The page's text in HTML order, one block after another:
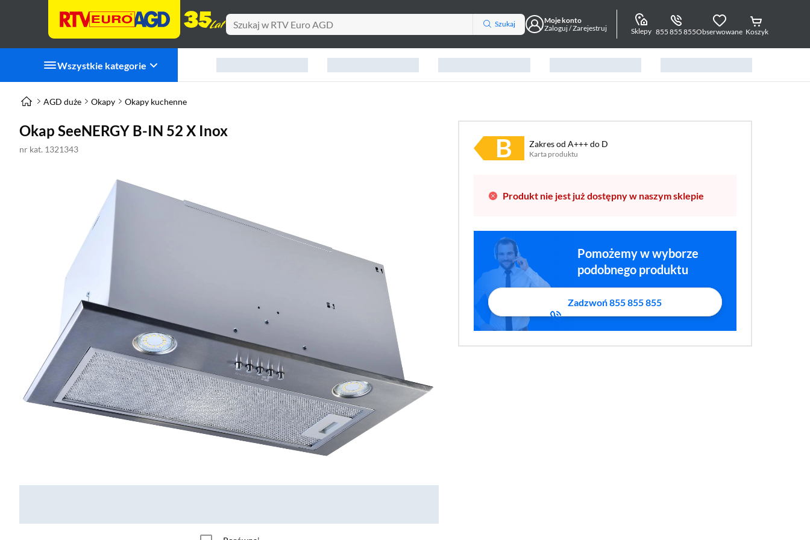
Szukaj
Moje konto
Zaloguj / Zarejestruj
Sklepy 855 855 855Obserwowane Koszyk
Wszystkie kategorie
AGD duże Okapy Okapy kuchenne
Okap SeeNERGY B-IN 52 X Inox
nr kat. 1321343
Zakres od A+++ do D
Karta produktu
Plik w formacie pdf
(otworzy się w nowym oknie)
Produkt nie jest już dostępny w naszym sklepie
Pomożemy w wyborze
podobnego produktu
Zadzwoń 855 855 855